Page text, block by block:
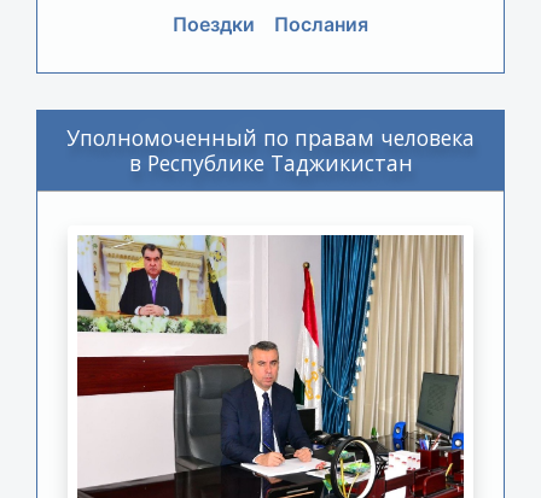
Поездки
Послания
Уполномоченный по правам человека
в Республике Таджикистан